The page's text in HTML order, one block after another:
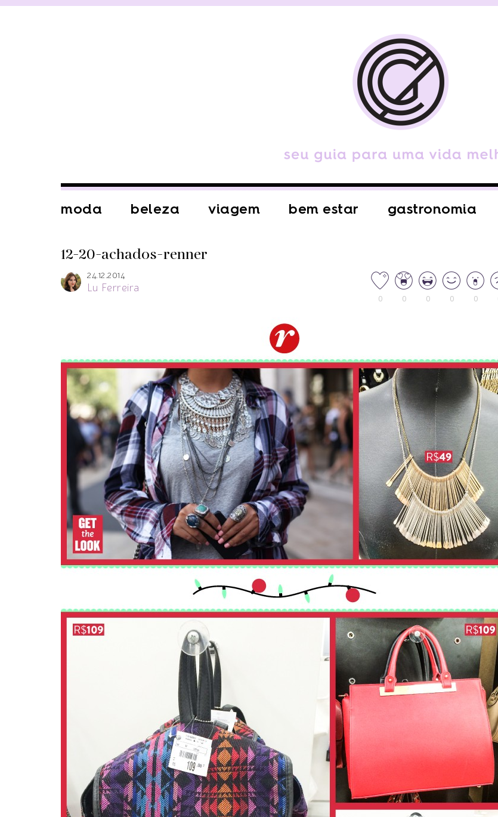
moda beleza viagem bem estar gastronomia
12-20-achados-renner
24.12.2014
Lu Ferreira
0 0 0 0 0